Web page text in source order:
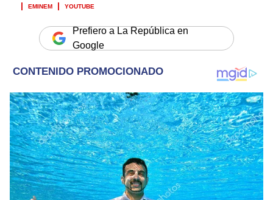
EMINEM
YOUTUBE
Prefiero a La República en
Google